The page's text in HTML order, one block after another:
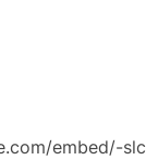
embed/-